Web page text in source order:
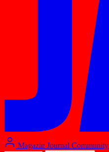
Magazin Journal Community